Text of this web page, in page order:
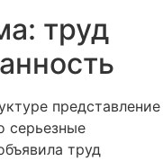
труд
представление
серьезные
труд